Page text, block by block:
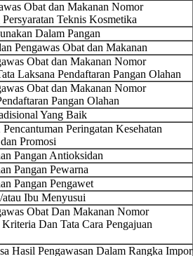
Obat dan Makanan Nomor
Teknis Kosmetika
Dalam Pangan
Pengawas Obat dan Makanan
Obat dan Makanan Nomor
Laksana Pendaftaran Pangan Olahan
Obat dan Makanan Nomor
Pangan Olahan
Yang Baik
Peringatan Kesehatan
Promosi
Pangan Antioksidan
Pangan Pewarna
Pangan Pengawet
Ibu Menyusui
Obat Dan Makanan Nomor
Dan Tata Cara Pengajuan
Hasil Pengawasan Dalam Rangka Impor